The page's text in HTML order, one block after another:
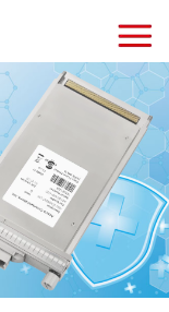
击
展
开
菜
单